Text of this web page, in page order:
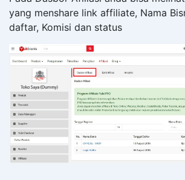
yang menshare link affiliate, Nama
daftar, Komisi dan status